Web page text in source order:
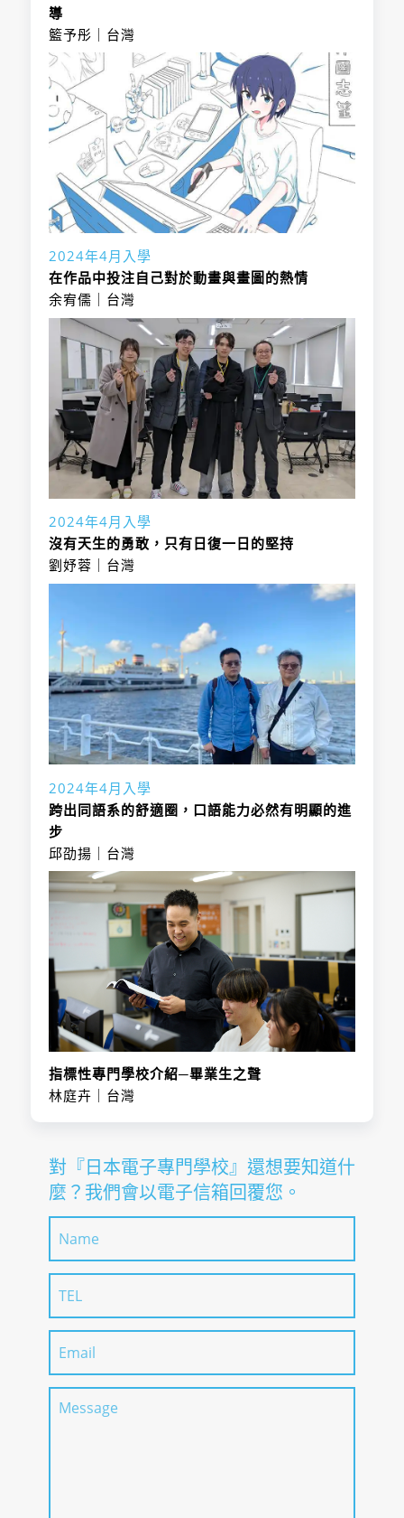
等全面性的專業技術。
招生名額：
招生名額：
作，包括「航海王」、「精靈寶可夢、
「Fate / Staynight」、「進擊的巨人」、
「刀劍亂舞」等。
招生名額：
相關知識都是學習的重點。
從日本最大規模的動畫教育機關的本科畢
業之後，學生幾乎都被延攬到有名的動畫
公司，並且深得業界的肯定與信賴，每年
畢業生的就職率幾乎是100%。
有製作出世界有名的動畫製作人的直接指
導，並且輔以專業配置的器材，讓學生在
校期間就能熟練業界正在使用的器材。
招生名額：
初學者也能學會的5階段學習法
學科重點
50年的情報處理教育已培育了很多優秀的
程式設計師，其中包含電腦的初學者變成
大企業所需要的程式設計師。
以5階段學習法與6種自由選擇的方式，依
照個人的進度來提升自己的能力。
本學科除了有基本情報技術者（校內修畢
者可免除午前試驗）制度、開設輔導取得
證照的講座外，在就職活動方面也有紮實
的支援制度。
招生名額：
專攻領域分組
本學科為3年制課程，有充足的時間培養
學生擁有更高的技術和知識，並可以獲得
更多的資格證書。
許多學生畢業後以高級系統工程師的身份
活躍中，有不少畢業生是進入如佳能、軟
銀、雅虎等大手企業工作。
本學科是日本國內首次與オラクル公司合
作的學科，引進オラクル學院，讓學生能
在資源充沛的環境下學習。
招生名額：
專攻領域分組
入學時必要日語程度 N2
以IT業界的標準「共通キャリア・スキル
フレームワーク（CCSF）」為課程規劃
的準則，協助學生獲得IT業界所需求的尖
端技術。
外，對於取得「應用情報技術者」證照方
面也備有萬全的輔導體制。
不只是培育企業需求的即戰力人才，基於
本學科與企業之間多年以來的信賴關係，
有相當多的畢業生目前正活躍於日立、
NTT、富士通等業界頂尖企業中。
招生名額：
專攻領域分組
語能力考試取得
400分以上。
入學時必要日語程度 N2
初學者也能學會的5階段學習法
學科重點
自本校導入思科網路學會(Cisco
Networking Academy)起，已累積有20
年的實際教育成果。透過規劃有世界尖端
水準技術的教學方案，培育出企業渴求的
網路安全工程師。
學生可在與現實環境極為相似的課堂中，
學習如針對電腦駭客等的應對措施。
目前已有相當多的畢業生活躍在IT業界的
各大企業中。
招生名額：
在學滿6個月以
上；或BJT商務日
語能力考試取得
400分以上。
入學時必要日語程度 N2
透過即時引進HTML5、CSS3等Web業界
最新技術的課程內容，培育專業設計師。
課程中規劃了相當多實際製作如日本旅
遊、明治、伊藤火腿等客戶的網站的實踐
型教學。
在世界各國的年輕技術家們競爭的技能奧
林匹克大賽「Web設計專業」大賽上，連
續3屆培養出日本選手。
招生名額：
專攻領域分組
上；或(財)日本語
教育振興協會認
定之日本語學校
在學滿6個月以
上；或BJT商務日
語能力考試取得
400分以上。
入學時必要日語程度 N2
本校在人工智慧相關技術方面的教育，已
經擁有32年的教學實績。
為了培育出擁有綜合性專業技能的次世代
IT工程師，在傳統的系統開發技術之上，
更在課程規劃中加入了「人工智能」、
「大數據」和「物聯網」等專業知識。
所有教學內容均使用本校的原創教材，讓
沒有相關經驗的同學也能輕鬆跟上課程。
招生名額：
報考方法說明
本語科取得200
分以上；或BJT商
用日語400分以
上；或(財)日本語
教育振興協會認
定之日本語學校
在學滿6個月以
上；或BJT商務日
語能力考試取得
入學時必要日語程度
講授與實習並行的學習方式・初學者也能
安心的學習環境
本學科規劃的課程中，包含了足以製作各
種領域所需的硬體製作技術、驅動各種硬
體設備所需要的系統製作、程式撰寫技術
的教學內容。
本科學生除了在全國專門學校的競技用雙
足機器人大賽取得優勝之外，也同時獲得
本科畢業生大約2萬名。由於長年以來的
教育實績，本科學生每人約有200件以上
績。
招生名額：
專攻領域分組
報考方法說明
・日本語能力：
N2(2級)合格；或
日本留學試驗日
本語科取得200
分以上；或BJT商
用日語400分以
上；或(財)日本語
教育振興協會認
定之日本語學校
上；或BJT商務日
400分以上。
入學時必要日語程度 N2
最不被景氣所影響的學科，目標是考上金
飯碗的電氣主任技術者證照
學科重點
合格率只有10%的超難關國家考試證照
「第二種・第三種電器主任技術者」，本
科學生可免試取得。（本科學生畢業後，
「第二種」的實務經歷超過5年、「第三
種」的實務經歷超過2年，皆可透過申
請，免試取得證照）
業界對於專業人才的需求非常穩定，所以
本科學生的就職率，每年都幾近100％，
並且備有協助學生進入業界頂尖企業的相
關就職輔導措施。
招生名額：
專攻領域分組
報考方法說明
件審查、筆試、
面試
・日本語能力：
N2(2級)合格；或
日本留學試驗日
本語科取得200
分以上；或BJT商
用日語400分以
定之日本語學校
上；或BJT商務日
語能力考試取得
400分以上。
入學時必要日語程度
獲日本經濟產業省認可，本科全體學生在
修畢第一年課程後即可取得「第二種電機
工事士」證照。
在經濟不景氣的情況下，本科學生每年仍
有幾乎100%的就業率。包括自營業者在
內，共有超過3000多名的畢業生活躍於
相關業界中。
透過足以應對網絡、太陽能發電系統等業
界最新技術的課程規劃，學生不只能夠學
到各種尖端技術，在畢業後也能夠進入各
種相關業界發揮個人才能。
招生名額：
專攻領域分組
導
籃予彤｜台灣
2024年4月入學
在作品中投注自己對於動畫與畫圖的熱情
余宥儒｜台灣
2024年4月入學
沒有天生的勇敢，只有日復一日的堅持
劉妤蓉｜台灣
2024年4月入學
跨出同語系的舒適圈，口語能力必然有明顯的進
步
邱劭揚｜台灣
指標性專門學校介紹─畢業生之聲
林庭卉｜台灣
對『日本電子專門學校』還想要知道什
麼？我們會以電子信箱回覆您。